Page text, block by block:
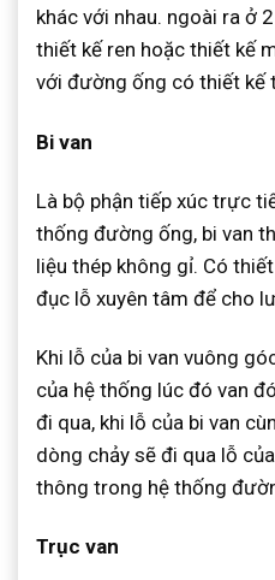
khác với nhau. ngoài ra ở
thiết kế ren hoặc thiết kế
với đường ống có thiết kế
Bi van
Là bộ phận tiếp xúc trực
thống đường ống, bi van
liệu thép không gỉ. Có
đục lỗ xuyên tâm để cho
Khi lỗ của bi van vuông
của hệ thống lúc đó van
đi qua, khi lỗ của bi van
dòng chảy sẽ đi qua lỗ
thông trong hệ thống
Trục van